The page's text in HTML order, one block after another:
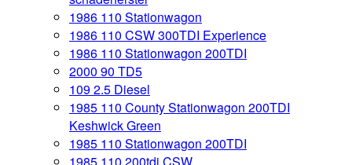
1986 110 Stationwagon
1986 110 CSW 300TDI Experience
1986 110 Stationwagon 200TDI
2000 90 TD5
109 2.5 Diesel
1985 110 County Stationwagon 200TDI
Keshwick Green
1985 110 Stationwagon 200TDI